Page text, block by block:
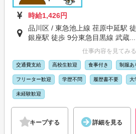
時給1,426円
品川区 / 東急池上線 荏原中延駅
銀座駅 徒歩 9分東急目黒線 武蔵...
仕事内容を見てみ
交通費支給 高校生歓迎 食事付き 制服あ
フリーター歓迎 学歴不問 履歴書不要 大
未経験歓迎
キープする 詳細を見る